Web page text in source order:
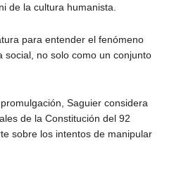
de la cultura humanista.
para entender el fenómeno
social, no solo como un conjunto
Saguier considera
de la Constitución del 92
sobre los intentos de manipular